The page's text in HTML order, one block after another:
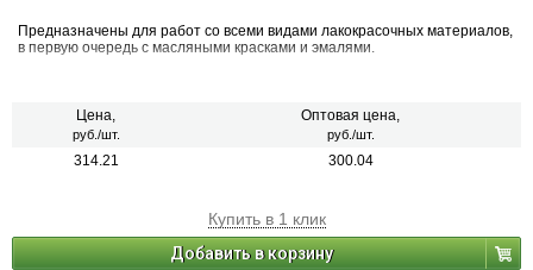
Предназначены для работ со всеми видами лакокрасочных материалов,
в первую очередь с масляными красками и эмалями.
Цена,
руб./шт.
Оптовая цена,
руб./шт.
314.21 300.04
Купить в 1 клик
Добавить в корзину